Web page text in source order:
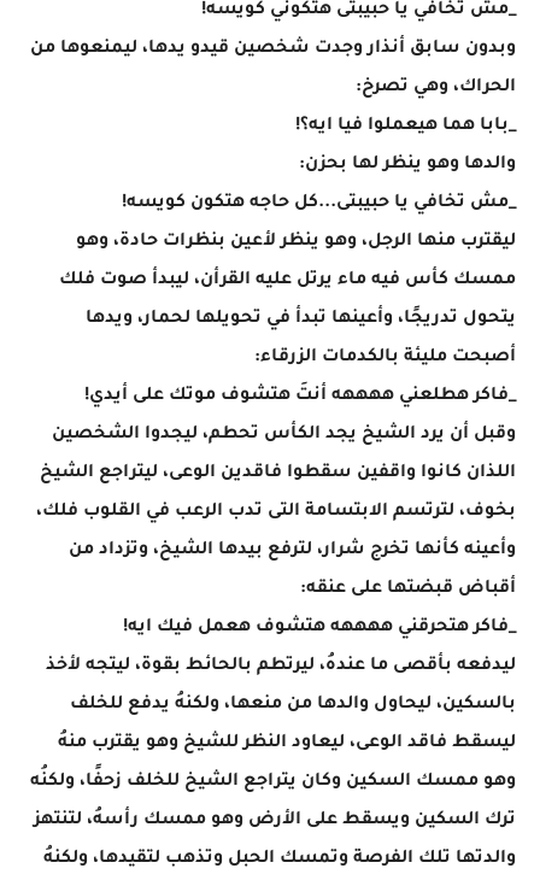
_مش تخافي يا حبيبتى هتكوني كويسه!
وبدون سابق أنذار وجدت شخصين قيدو يدها، ليمنعوها من
الحراك، وهي تصرخ:
_بابا هما هيعملوا فيا ايه؟!
والدها وهو ينظر لها بحزن:
_مش تخافي يا حبيبتى...كل حاجه هتكون كويسه!
ليقترب منها الرجل، وهو ينظر لأعين بنظرات حادة، وهو
ممسك كأس فيه ماء يرتل عليه القرأن، ليبدأ صوت فلك
يتحول تدريجًا، وأعينها تبدأ في تحويلها لحمار، ويدها
أصبحت مليئة بالكدمات الزرقاء:
_فاكر هطلعني ههههه أنتَ هتشوف موتك على أيدي!
وقبل أن يرد الشيخ يجد الكأس تحطم، ليجدوا الشخصين
اللذان كانوا واقفين سقطوا فاقدين الوعى، ليتراجع الشيخ
بخوف، لترتسم الابتسامة التى تدب الرعب في القلوب فلك،
وأعينه كأنها تخرج شرار، لترفع بيدها الشيخ، وتزداد من
أقباض قبضتها على عنقه:
_فاكر هتحرقني ههههه هتشوف هعمل فيك ايه!
ليدفعه بأقصى ما عندهُ، ليرتطم بالحائط بقوة، ليتجه لأخذ
بالسكين، ليحاول والدها من منعها، ولكنهُ يدفع للخلف
ليسقط فاقد الوعى، ليعاود النظر للشيخ وهو يقترب منهُ
وهو ممسك السكين وكان يتراجع الشيخ للخلف زحفًا، ولكنُه
ترك السكين ويسقط على الأرض وهو ممسك رأسهُ، لتنتهز
والدتها تلك الفرصة وتمسك الحبل وتذهب لتقيدها، ولكنهُ